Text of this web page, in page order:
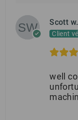
Scott w.
Client
well